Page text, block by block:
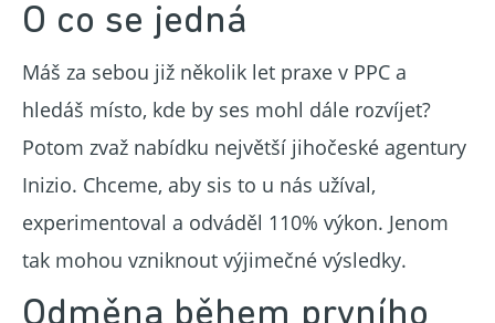
O co se jedná
Máš za sebou již několik let praxe v PPC a
hledáš místo, kde by ses mohl dále rozvíjet?
Potom zvaž nabídku největší jihočeské agentury
Inizio. Chceme, aby sis to u nás užíval,
experimentoval a odváděl 110% výkon. Jenom
tak mohou vzniknout výjimečné výsledky.